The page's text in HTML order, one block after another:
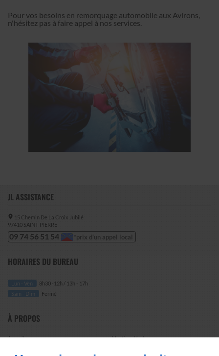
Pour vos besoins en remorquage automobile aux Avirons,
n'hésitez pas à faire appel à nos services.
JL ASSISTANCE
15 Chemin De La Croix Jubilé
97410 SAINT-PIERRE
09 74 56 51 54
HORAIRES DU BUREAU
Lun - Ven
8h30 -12h / 13h - 17h
Sam - Dim
Fermé
À PROPOS
Accueil
Mentions légales